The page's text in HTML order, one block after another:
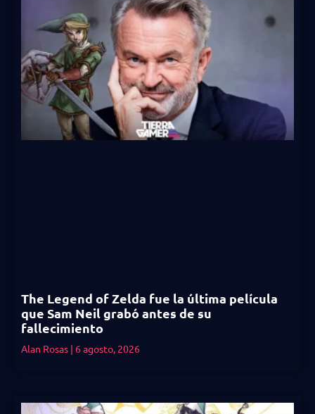
The Legend of Zelda fue la última película
que Sam Neil grabó antes de su
fallecimiento
Alan Rosas 6 agosto, 2026